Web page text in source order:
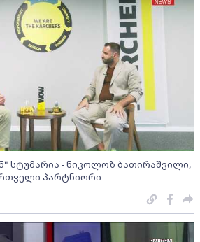
სტუმარია - ნიკოლოზ ბათირაშვილი,
პარტნიორი